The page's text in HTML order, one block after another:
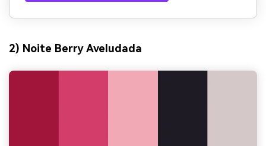
2) Noite Berry Aveludada